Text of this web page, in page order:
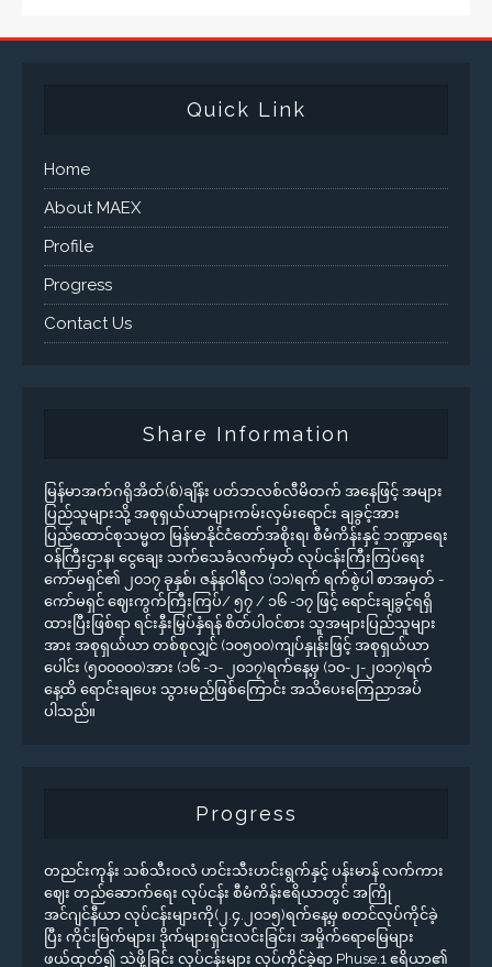
Quick Link
Home
About MAEX
Profile
Progress
Contact Us
Share Information
မြန်မာအက်ဂရိုအိတ်(စ်)ချိန်း ပတ်ဘလစ်လီမိတက် အနေဖြင့် အများ
ပြည်သူများသို့ အစုရှယ်ယာများကမ်းလှမ်းရောင်း ချခွင့်အား
ပြည်ထောင်စုသမ္မတ မြန်မာနိုင်ငံတော်အစိုးရ၊ စီမံကိန်းနှင့် ဘဏ္ဍာရေး
ဝန်ကြီးဌာန၊ ငွေချေး သက်သေခံလက်မှတ် လုပ်ငန်းကြီးကြပ်ရေး
ကော်မရှင်၏ ၂၀၁၇ ခုနှစ်၊ ဇန်နဝါရီလ (၁၁)ရက် ရက်စွဲပါ စာအမှတ် -
ကော်မရှင် ဈေးကွက်ကြီးကြပ်/ ၅၇ / ၁၆ -၁၇ ဖြင့် ရောင်းချခွင့်ရရှိ
ထားပြီးဖြစ်ရာ ရင်းနှီးမြှပ်နှံရန် စိတ်ပါဝင်စား သူအများပြည်သူများ
အား အစုရှယ်ယာ တစ်စုလျှင် (၁၀၅၀၀)ကျပ်နှုန်းဖြင့် အစုရှယ်ယာ
ပေါင်း (၅၀၀၀၀၀)အား (၁၆ -၁- ၂၀၁၇)ရက်နေ့မှ (၁၀-၂-၂၀၁၇)ရက်
နေ့ထိ ရောင်းချပေး သွားမည်ဖြစ်ကြောင်း အသိပေးကြေညာအပ်
ပါသည်။
Progress
တညင်းကုန်း သစ်သီးဝလံ ဟင်းသီးဟင်းရွက်နှင့် ပန်းမာန် လက်ကား
ဈေး တည်ဆောက်ရေး လုပ်ငန်း စီမံကိန်းဧရိယာတွင် အကြို
အင်ဂျင်နီယာ လုပ်ငန်းများကို(၂.၄.၂၀၁၅)ရက်နေ့မှ စတင်လုပ်ကိုင်ခဲ့
ပြီး ကိုင်းမြက်များ၊ ဒိုက်များရှင်းလင်းခြင်း၊ အမှိုက်ရောမြေများ
ဖယ်ထုတ်၍ သဲဖို့ခြင်း လုပ်ငန်းများ လုပ်ကိုင်ခဲ့ရာ Phuse.1 ဧရိယာ၏